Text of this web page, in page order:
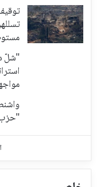
"شلّ
"حزب